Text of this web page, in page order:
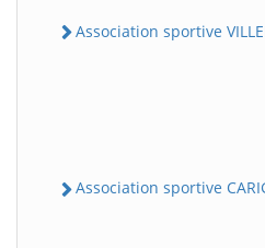
Association sportive
Association sportive